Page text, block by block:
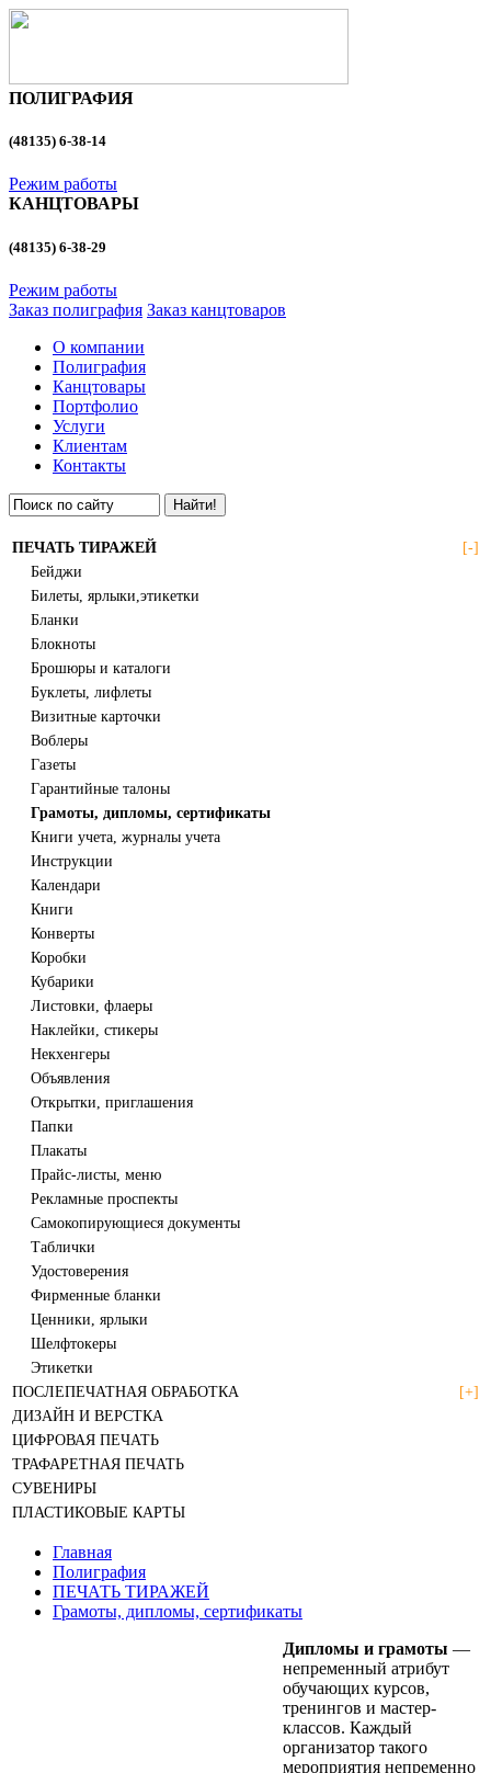
ПОЛИГРАФИЯ
(48135) 6-38-14
Режим работы
КАНЦТОВАРЫ
(48135) 6-38-29
Режим работы
Заказ полиграфия Заказ канцтоваров
О компании
Полиграфия
Канцтовары
Портфолио
Услуги
Клиентам
Контакты
Найти!
ПЕЧАТЬ ТИРАЖЕЙ
[-]
Бейджи
Билеты, ярлыки,этикетки
Бланки
Блокноты
Брошюры и каталоги
Буклеты, лифлеты
Визитные карточки
Воблеры
Газеты
Гарантийные талоны
Грамоты, дипломы, сертификаты
Книги учета, журналы учета
Инструкции
Календари
Книги
Конверты
Коробки
Кубарики
Листовки, флаеры
Наклейки, стикеры
Некхенгеры
Объявления
Открытки, приглашения
Папки
Плакаты
Прайс-листы, меню
Рекламные проспекты
Самокопирующиеся документы
Таблички
Удостоверения
Фирменные бланки
Ценники, ярлыки
Шелфтокеры
Этикетки
ПОСЛЕПЕЧАТНАЯ ОБРАБОТКА
[+]
ДИЗАЙН И ВЕРСТКА
ЦИФРОВАЯ ПЕЧАТЬ
ТРАФАРЕТНАЯ ПЕЧАТЬ
СУВЕНИРЫ
ПЛАСТИКОВЫЕ КАРТЫ
Главная
Полиграфия
ПЕЧАТЬ ТИРАЖЕЙ
Грамоты, дипломы, сертификаты
Дипломы и грамоты —
непременный атрибут
обучающих курсов,
тренингов и мастер-
классов. Каждый
организатор такого
мероприятия непременно